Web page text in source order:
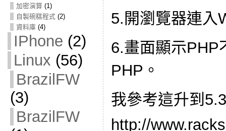
加密演算(1)
自製碗糕程式(2)
資料庫(4)
IPhone (2)
Linux (56)
BrazilFW
(3)
BrazilFW
5.開瀏覽器連入
6.畫面顯示PHP
PHP。
我參考這升到
http://